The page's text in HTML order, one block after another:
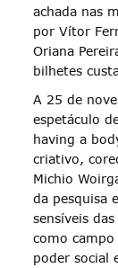
achada nas
por Vítor
Oriana
bilhetes
A 25 de
espetáculo
having a
criativo,
Michio
da pesquisa
sensíveis
como
poder social